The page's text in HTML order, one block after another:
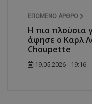
ΕΠΌΜΕΝΟ ΆΡΘΡΟ
Η πιο πλούσια
άφησε ο Καρλ
Choupette
19.05.2026 - 19:16